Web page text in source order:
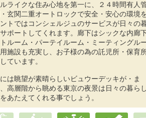
ライクな住み心地を第一に、２４時間有人
玄関二重オートロックで安全・安心の環境
トではコンシェルジュのサービスが日々の
ポートしてくれます。廊下はシックな内廊
ルーム・パーテイルーム・ミーティングル
施設も充実し、お子様の為の託児所・保育
ています。
は眺望が素晴らしいビュウーデッキが・ま
高層階から眺める東京の夜景は日々の暮ら
あたえてくれる事でしょう。